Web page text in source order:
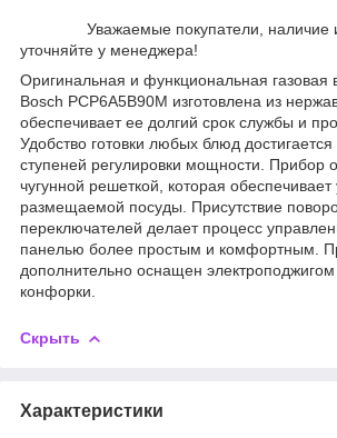
Уважаемые покупатели, наличие и
уточняйте у менеджера!
Оригинальная и функциональная газовая
Bosch PCP6A5B90M изготовлена из
обеспечивает ее долгий срок службы и
Удобство готовки любых блюд достигается
ступеней регулировки мощности. Прибор
чугунной решеткой, которая обеспечивает
размещаемой посуды. Присутствие
переключателей делает процесс
панелью более простым и комфортным.
дополнительно оснащен
конфорки.
Скрыть
Характеристики